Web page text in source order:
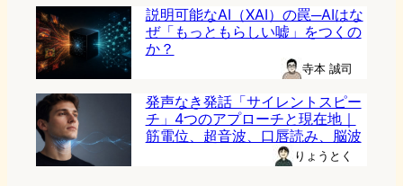
説明可能なAI（XAI）の罠─AIはな
ぜ「もっともらしい嘘」をつくの
か？
寺本 誠司
発声なき発話「サイレントスピー
チ」4つのアプローチと現在地｜
筋電位、超音波、口唇読み、脳波
りょうとく